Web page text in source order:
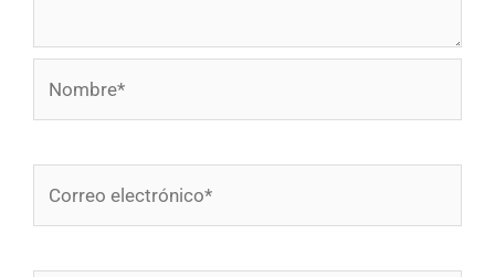
electrónico*